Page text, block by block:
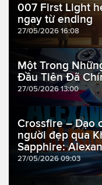
007 First Light
ngay từ ending
27/05/2026 16:08
Một Trong
Đầu Tiên Đã
27/05/2026 13:00
Crossfire – Dạo
người đẹp qua
Sapphire:
27/05/2026 09:03